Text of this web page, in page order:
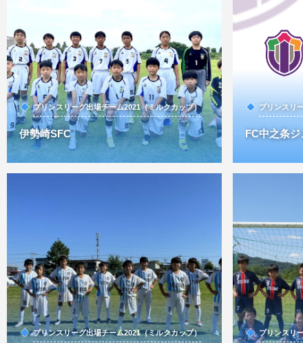
プリンスリーグ出場チーム2021（ミルクカップ）
伊勢崎SFC
プリンスリ
FC中之条ジ
プリンスリーグ出場チーム2021（ミルクカップ） プリンスリ